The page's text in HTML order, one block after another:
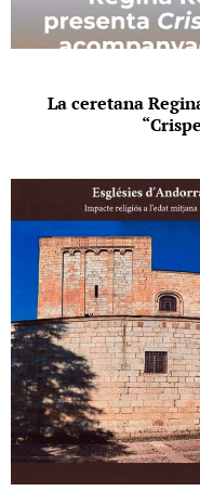
La ceretana